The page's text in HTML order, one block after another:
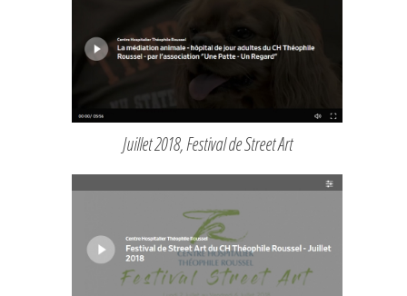
Juillet 2018, Festival de Street Art